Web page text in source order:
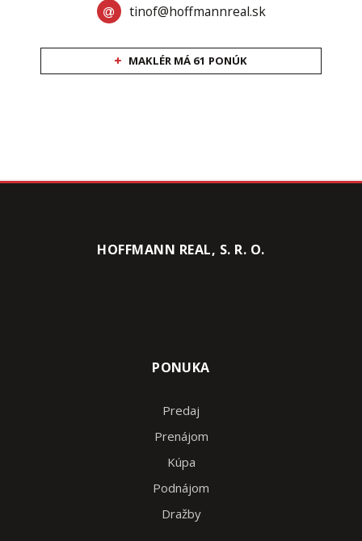
tinof@hoffmannreal.sk
MAKLÉR MÁ 61 PONÚK
HOFFMANN REAL, S. R. O.
PONUKA
Predaj
Prenájom
Kúpa
Podnájom
Dražby